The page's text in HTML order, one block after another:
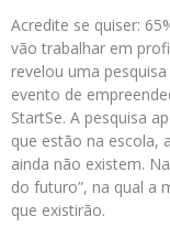
Acredite se quiser:
vão trabalhar em
revelou uma
evento de
StartSe. A pesquisa
que estão na escola,
ainda não existem.
do futuro”, na qual a
que existirão.